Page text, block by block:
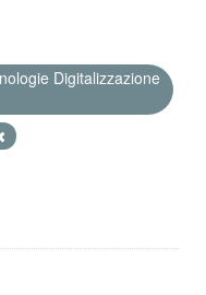
Digitalizzazione